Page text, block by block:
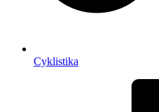
Cyklistika